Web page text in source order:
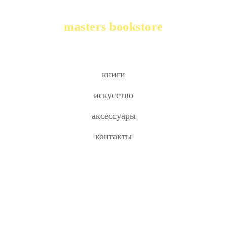
masters bookstore
книги
искусство
аксессуары
контакты